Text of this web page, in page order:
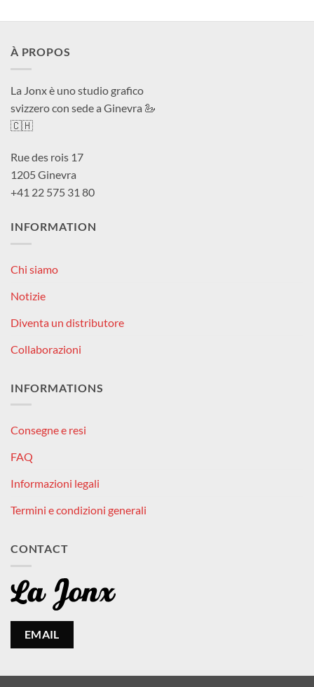
À PROPOS
La Jonx è uno studio grafico
svizzero con sede a Ginevra 🦢
🇨🇭
Rue des rois 17
1205 Ginevra
+41 22 575 31 80
INFORMATION
Chi siamo
Notizie
Diventa un distributore
Collaborazioni
INFORMATIONS
Consegne e resi
FAQ
Informazioni legali
Termini e condizioni generali
CONTACT
EMAIL